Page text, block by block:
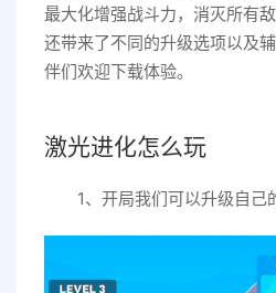
最大化增强战斗力，消灭所有
还带来了不同的升级选项以及
伴们欢迎下载体验。
激光进化怎么玩
1、开局我们可以升级自己